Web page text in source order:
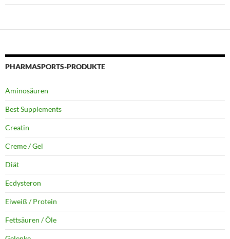
PHARMASPORTS-PRODUKTE
Aminosäuren
Best Supplements
Creatin
Creme / Gel
Diät
Ecdysteron
Eiweiß / Protein
Fettsäuren / Öle